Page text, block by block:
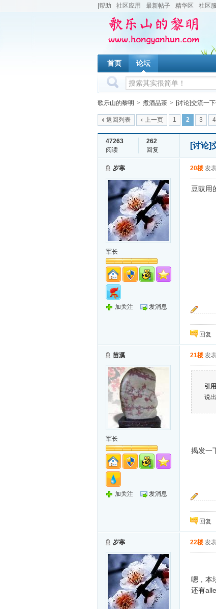
|帮助 社区应用 最新帖子 精华区 社区
首页 论坛
歌乐山的黎明 > 煮酒品茶 > [讨论]交流一
返回列表 上一页 1 2 3 4
47263
阅读
262
回复
[讨论]
岁寒
军长
加关注 发消息
20楼 发
豆豉用
“按预定
回复
苗溪
军长
加关注 发消息
21楼 发
引
说
揭发一
回复
岁寒 22楼 发
嗯，本
还有